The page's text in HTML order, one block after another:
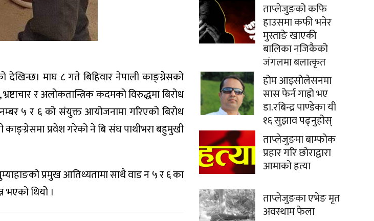
देखिन्छ। माघ ८ गते बिहिवार नेपाली काङ्ग्रेसको
र अलोकतान्त्रिक कदमको विरुद्धमा बिरोध
५ र ६ को संयुक्त आयोजनामा गरिएको बिरोध
काङ्ग्रेसमा प्रवेश गरेको ने बि संघ पाथीभरा बहुमुखी
प्रमुख आतिथ्यतामा साथै वाड न ५ र ६ का
थियोे ।
ताप्लेजुङको कफि
हाउसमा कफी भनेर
मुस्ताङे खाएकी
बालिका नजिकैको
जंगलमा बलात्कृत
होम आइसोलेसनमा
सास फेर्न गाह्रो भए
डा.रबिन्द्र पाण्डेका यी
१६ सुझाव पढ्नुहोस्
ताप्लेजुङमा बाम्फोक
प्रहार गरि छोराद्वारा
आमाको हत्या
ताप्लेजुङका एभेङ मृत
अवस्थाम फेला